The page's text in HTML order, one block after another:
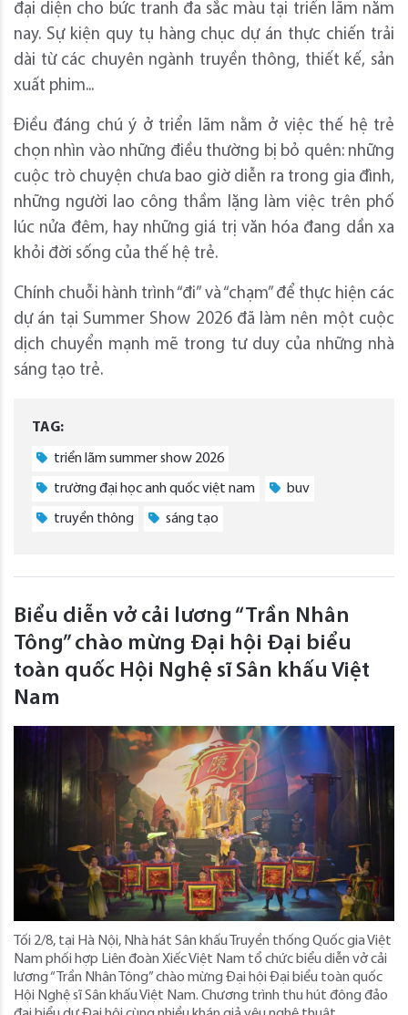
đại diện cho bức tranh đa sắc màu tại triển lãm năm
nay. Sự kiện quy tụ hàng chục dự án thực chiến trải
dài từ các chuyên ngành truyền thông, thiết kế, sản
xuất phim...
Điều đáng chú ý ở triển lãm nằm ở việc thế hệ trẻ
chọn nhìn vào những điều thường bị bỏ quên: những
cuộc trò chuyện chưa bao giờ diễn ra trong gia đình,
những người lao công thầm lặng làm việc trên phố
lúc nửa đêm, hay những giá trị văn hóa đang dần xa
khỏi đời sống của thế hệ trẻ.
Chính chuỗi hành trình “đi” và “chạm” để thực hiện các
dự án tại Summer Show 2026 đã làm nên một cuộc
dịch chuyển mạnh mẽ trong tư duy của những nhà
sáng tạo trẻ.
TAG:
triển lãm summer show 2026
trường đại học anh quốc việt nam buv
truyền thông sáng tạo
Biểu diễn vở cải lương “Trần Nhân
Tông” chào mừng Đại hội Đại biểu
toàn quốc Hội Nghệ sĩ Sân khấu Việt
Nam
Tối 2/8, tại Hà Nội, Nhà hát Sân khấu Truyền thống Quốc gia Việt
Nam phối hợp Liên đoàn Xiếc Việt Nam tổ chức biểu diễn vở cải
lương “Trần Nhân Tông” chào mừng Đại hội Đại biểu toàn quốc
Hội Nghệ sĩ Sân khấu Việt Nam. Chương trình thu hút đông đảo